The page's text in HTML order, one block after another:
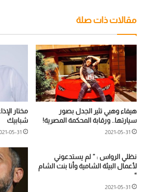
مقالات ذات صلة
هيفاء وهبي تثير الجدل بصور
سيارتها.. ورقابة المحكمة المصرية!
2021-05-31
مختار
شبابيك
05-31
نظلي الرواس : ” لم يستدعوني
لأعمال البيئة الشامية وأنا بنت الشام
“
2021-05-31